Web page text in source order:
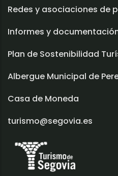
Redes y asociaciones de
Informes y
Plan de Sostenibilidad
Albergue Municipal de
Casa de Moneda
turismo@segovia.es